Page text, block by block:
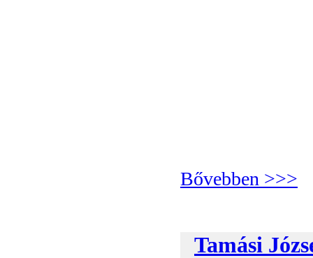
Bővebben >>>
Tamási